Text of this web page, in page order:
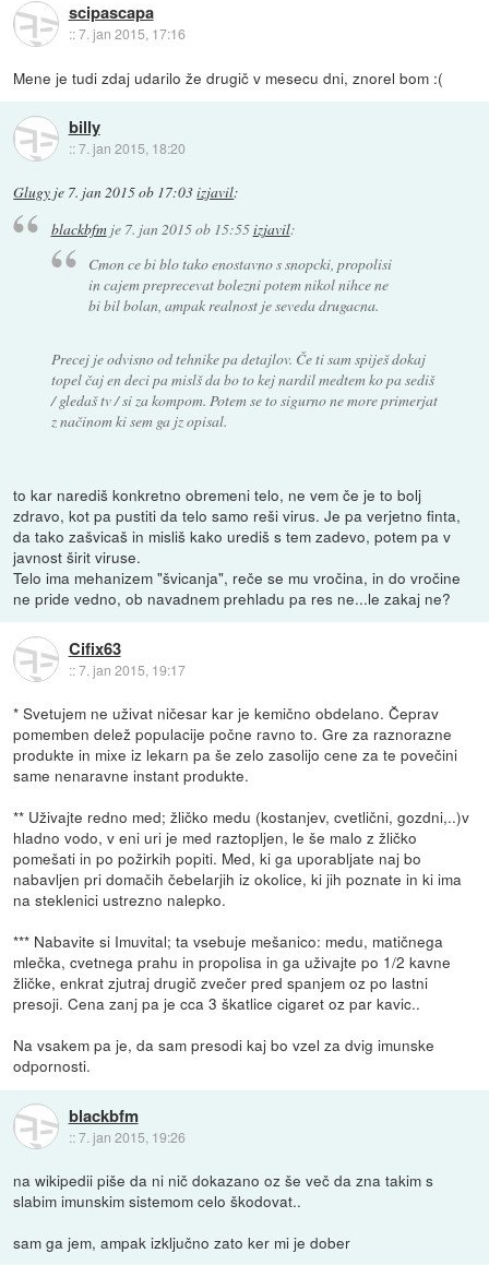
scipascapa
::7. jan 2015, 17:16
Mene je tudi zdaj udarilo že drugič v mesecu dni, znorel bom :(
billy
::7. jan 2015, 18:20
Glugy je 7. jan 2015 ob 17:03izjavil:
blackbfmje 7. jan 2015 ob 15:55izjavil:
Cmon ce bi blo tako enostavno s snopcki, propolisi
in cajem preprecevat bolezni potem nikol nihce ne
bi bil bolan, ampak realnost je seveda drugacna.
Precej je odvisno od tehnike pa detajlov. Če ti sam spiješ dokaj
topel čaj en deci pa mislš da bo to kej nardil medtem ko pa sediš
/ gledaš tv / si za kompom. Potem se to sigurno ne more primerjat
z načinom ki sem ga jz opisal.
to kar narediš konkretno obremeni telo, ne vem če je to bolj
zdravo, kot pa pustiti da telo samo reši virus. Je pa verjetno finta,
da tako zašvicaš in misliš kako urediš s tem zadevo, potem pa v
javnost širit viruse.
Telo ima mehanizem "švicanja", reče se mu vročina, in do vročine
ne pride vedno, ob navadnem prehladu pa res ne...le zakaj ne?
Cifix63
::7. jan 2015, 19:17
* Svetujem ne uživat ničesar kar je kemično obdelano. Čeprav
pomemben delež populacije počne ravno to. Gre za raznorazne
produkte in mixe iz lekarn pa še zelo zasolijo cene za te povečini
same nenaravne instant produkte.
** Uživajte redno med; žličko medu (kostanjev, cvetlični, gozdni,..)v
hladno vodo, v eni uri je med raztopljen, le še malo z žličko
pomešati in po požirkih popiti. Med, ki ga uporabljate naj bo
nabavljen pri domačih čebelarjih iz okolice, ki jih poznate in ki ima
na steklenici ustrezno nalepko.
*** Nabavite si Imuvital; ta vsebuje mešanico: medu, matičnega
mlečka, cvetnega prahu in propolisa in ga uživajte po 1/2 kavne
žličke, enkrat zjutraj drugič zvečer pred spanjem oz po lastni
presoji. Cena zanj pa je cca 3 škatlice cigaret oz par kavic..
Na vsakem pa je, da sam presodi kaj bo vzel za dvig imunske
odpornosti.
blackbfm
::7. jan 2015, 19:26
na wikipedii piše da ni nič dokazano oz še več da zna takim s
slabim imunskim sistemom celo škodovat..
sam ga jem, ampak izključno zato ker mi je dober